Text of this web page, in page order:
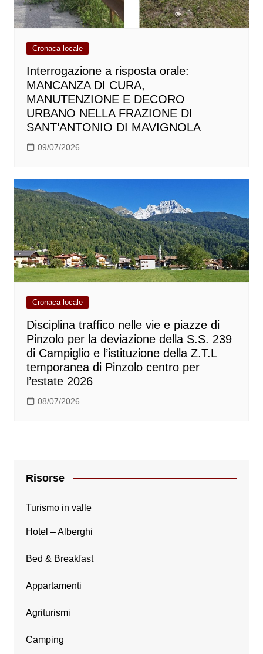
Cronaca locale
Interrogazione a risposta orale:
MANCANZA DI CURA,
MANUTENZIONE E DECORO
URBANO NELLA FRAZIONE DI
SANT’ANTONIO DI MAVIGNOLA
09/07/2026
Cronaca locale
Disciplina traffico nelle vie e piazze di
Pinzolo per la deviazione della S.S. 239
di Campiglio e l’istituzione della Z.T.L
temporanea di Pinzolo centro per
l’estate 2026
08/07/2026
Risorse
Turismo in valle
Hotel – Alberghi
Bed & Breakfast
Appartamenti
Agriturismi
Camping